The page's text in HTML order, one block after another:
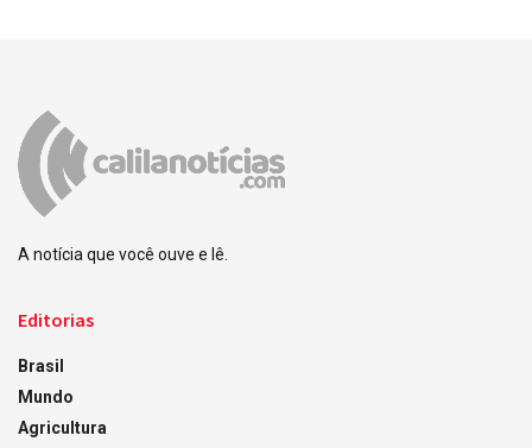
A notícia que você ouve e lê.
Editorias
Brasil
Mundo
Agricultura